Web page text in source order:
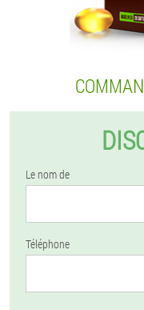
Le nom de
Téléphone